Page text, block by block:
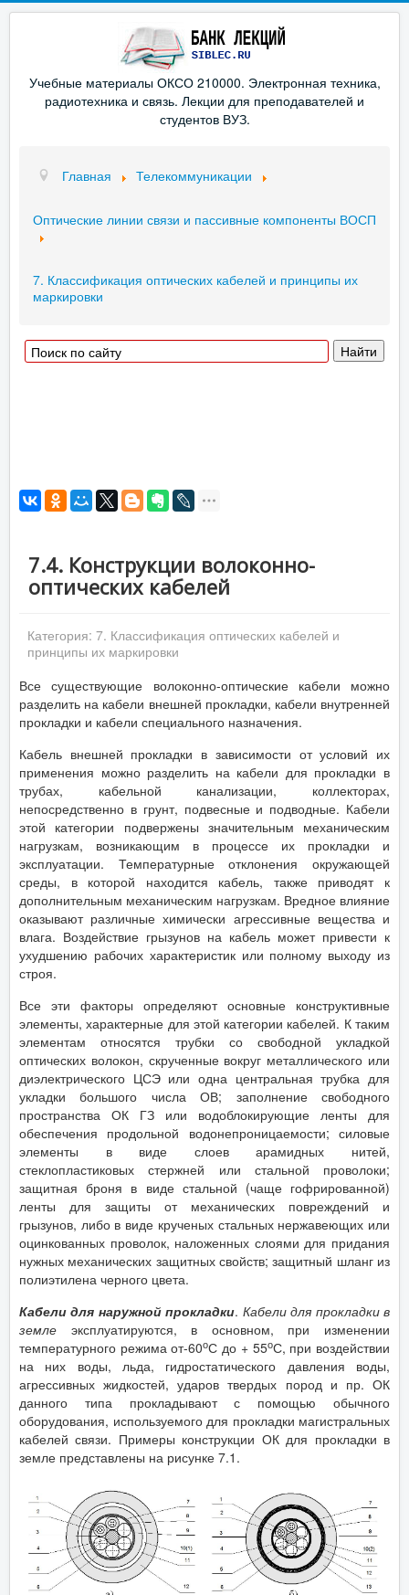
Учебные материалы ОКСО 210000. Электронная техника,
радиотехника и связь. Лекции для преподавателей и
студентов ВУЗ.
Главная Телекоммуникации
Оптические линии связи и пассивные компоненты ВОСП
7. Классификация оптических кабелей и принципы их
маркировки
7.4. Конструкции волоконно-
оптических кабелей
Категория: 7. Классификация оптических кабелей и
принципы их маркировки
Все существующие волоконно-оптические кабели можно
разделить на кабели внешней прокладки, кабели внутренней
прокладки и кабели специального назначения.
Кабель внешней прокладки в зависимости от условий их
применения можно разделить на кабели для прокладки в
трубах, кабельной канализации, коллекторах,
непосредственно в грунт, подвесные и подводные. Кабели
этой категории подвержены значительным механическим
нагрузкам, возникающим в процессе их прокладки и
эксплуатации. Температурные отклонения окружающей
среды, в которой находится кабель, также приводят к
дополнительным механическим нагрузкам. Вредное влияние
оказывают различные химически агрессивные вещества и
влага. Воздействие грызунов на кабель может привести к
ухудшению рабочих характеристик или полному выходу из
строя.
Все эти факторы определяют основные конструктивные
элементы, характерные для этой категории кабелей. К таким
элементам относятся трубки со свободной укладкой
оптических волокон, скрученные вокруг металлического или
диэлектрического ЦСЭ или одна центральная трубка для
укладки большого числа ОВ; заполнение свободного
пространства ОК ГЗ или водоблокирующие ленты для
обеспечения продольной водонепроницаемости; силовые
элементы в виде слоев арамидных нитей,
стеклопластиковых стержней или стальной проволоки;
защитная броня в виде стальной (чаще гофрированной)
ленты для защиты от механических повреждений и
грызунов, либо в виде крученых стальных нержавеющих или
оцинкованных проволок, наложенных слоями для придания
нужных механических защитных свойств; защитный шланг из
полиэтилена черного цвета.
Кабели для наружной прокладки. Кабели для прокладки в
земле эксплуатируются, в основном, при изменении
температурного режима от-60оС до + 55оС, при воздействии
на них воды, льда, гидростатического давления воды,
агрессивных жидкостей, ударов твердых пород и пр. ОК
данного типа прокладывают с помощью обычного
оборудования, используемого для прокладки магистральных
кабелей связи. Примеры конструкции ОК для прокладки в
земле представлены на рисунке 7.1.